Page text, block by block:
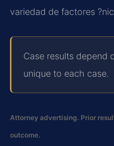
variedad de factores
Case results depend
unique to each case.
Attorney advertising. Prior
outcome.